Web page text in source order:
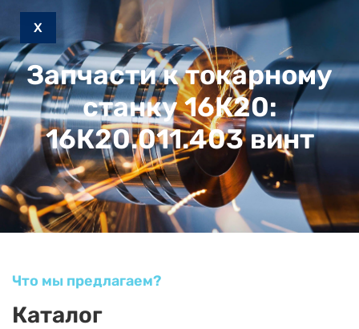
X
Запчасти к токарному
станку 16К20:
16К20.011.403 винт
Что мы предлагаем?
Каталог